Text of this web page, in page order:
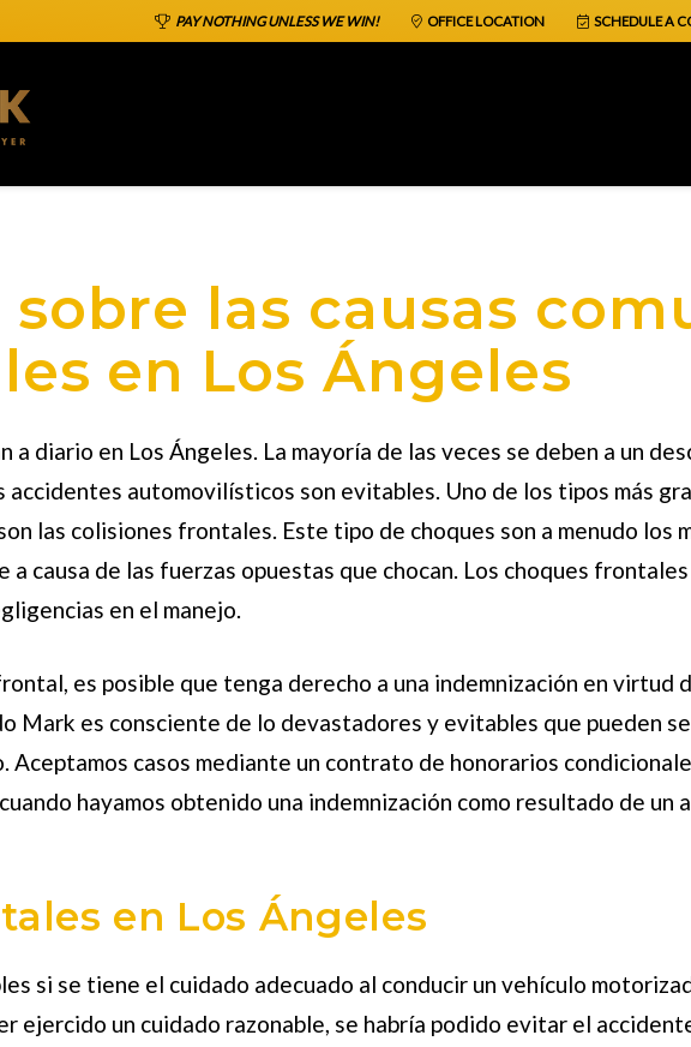
PAY NOTHING UNLESS WE WIN! OFFICE LOCATION SCHEDULE A
las causas
en Los Ángeles
diario en Los Ángeles. La mayoría de las veces se deben a un
accidentes automovilísticos son evitables. Uno de los tipos más
las colisiones frontales. Este tipo de choques son a menudo los
causa de las fuerzas opuestas que chocan. Los choques
en el manejo.
es posible que tenga derecho a una indemnización en virtud
Mark es consciente de lo devastadores y evitables que pueden
Aceptamos casos mediante un contrato de honorarios
hayamos obtenido una indemnización como resultado de un
en Los Ángeles
si se tiene el cuidado adecuado al conducir un vehículo
ejercido un cuidado razonable, se habría podido evitar el